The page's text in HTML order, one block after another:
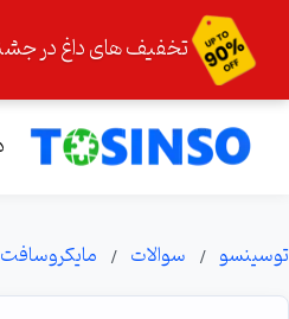
تخفیف های داغ در
توسینسو سوالات مایکروسافت